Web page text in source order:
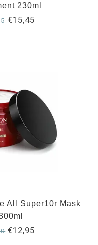
230ml
€15,45
All Super10r Mask
€12,95